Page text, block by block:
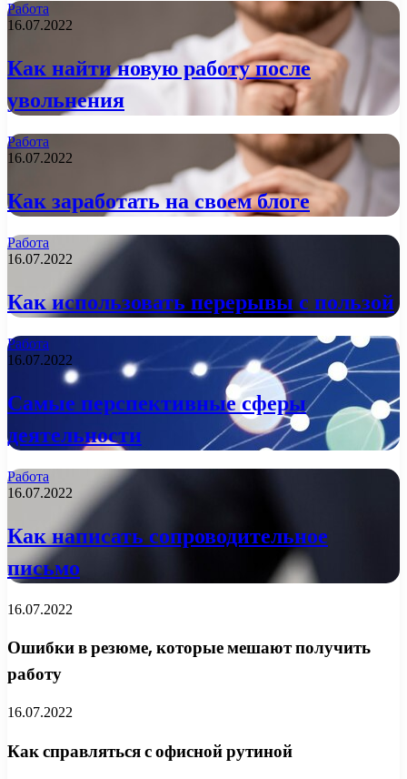
Работа
16.07.2022
Как найти новую работу после
увольнения
Работа
16.07.2022
Как заработать на своем блоге
Работа
16.07.2022
Как использовать перерывы с пользой
Работа
16.07.2022
Самые перспективные сферы
деятельности
Работа
16.07.2022
Как написать сопроводительное
письмо
16.07.2022
Ошибки в резюме, которые мешают получить
работу
16.07.2022
Как справляться с офисной рутиной